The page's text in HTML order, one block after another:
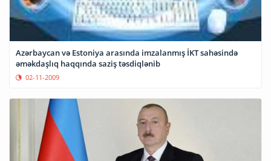
Azərbaycan və Estoniya arasında imzalanmış İKT sahəsində
əməkdaşlıq haqqında saziş təsdiqlənib
02-11-2009